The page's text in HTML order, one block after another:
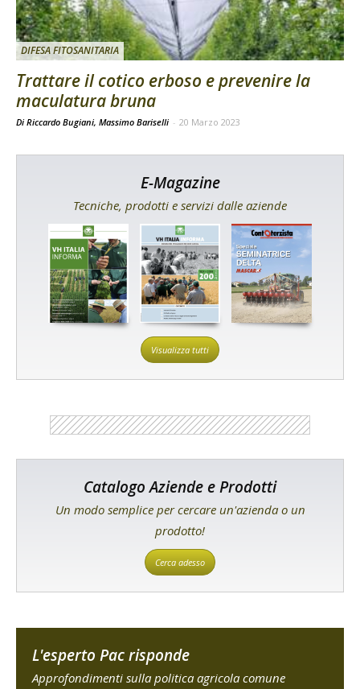
DIFESA FITOSANITARIA
Trattare il cotico erboso e prevenire la
maculatura bruna
Di Riccardo Bugiani, Massimo Bariselli - 20 Marzo 2023
E-Magazine
Tecniche, prodotti e servizi dalle aziende
Visualizza tutti
Catalogo Aziende e Prodotti
Un modo semplice per cercare un'azienda o un
prodotto!
Cerca adesso
L'esperto Pac risponde
Approfondimenti sulla politica agricola comune